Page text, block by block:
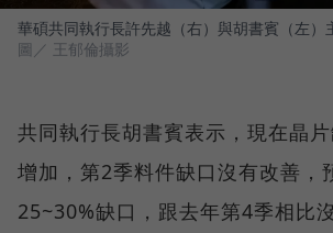
華碩共同執行長許先越（右）與胡書賓（左）
圖／ 王郁倫攝影
共同執行長胡書賓表示，現在晶
增加，第2季料件缺口沒有改善，
25~30%缺口，跟去年第4季相比